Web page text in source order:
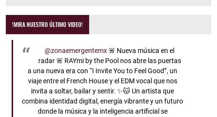
!MIRA NUESTRO ÚLTIMO VIDEO!
@zonaemergentemx🚨 Nueva música en el
radar 🚨 RAYmi by the Pool nos abre las puertas
a una nueva era con “I Invite You to Feel Good”, un
viaje entre el French House y el EDM vocal que nos
invita a soltar, bailar y sentir. ✨🐱 Un artista que
combina identidad digital, energía vibrante y un futuro
donde la música y la inteligencia artificial se